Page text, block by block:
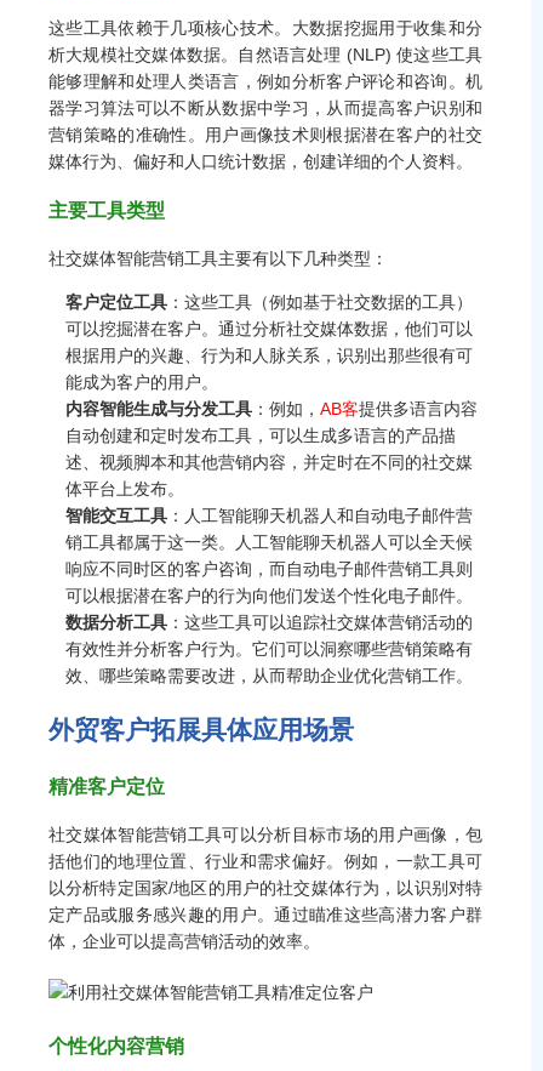
这些工具依赖于几项核心技术。大数据挖掘用于收集和分
析大规模社交媒体数据。自然语言处理 (NLP) 使这些工具
能够理解和处理人类语言，例如分析客户评论和咨询。机
器学习算法可以不断从数据中学习，从而提高客户识别和
营销策略的准确性。用户画像技术则根据潜在客户的社交
媒体行为、偏好和人口统计数据，创建详细的个人资料。
主要工具类型
社交媒体智能营销工具主要有以下几种类型：
客户定位工具 ：这些工具（例如基于社交数据的工具）
可以挖掘潜在客户。通过分析社交媒体数据，他们可以
根据用户的兴趣、行为和人脉关系，识别出那些很有可
能成为客户的用户。
内容智能生成与分发工具 ：例如， AB客提供多语言内容
自动创建和定时发布工具，可以生成多语言的产品描
述、视频脚本和其他营销内容，并定时在不同的社交媒
体平台上发布。
智能交互工具 ：人工智能聊天机器人和自动电子邮件营
销工具都属于这一类。人工智能聊天机器人可以全天候
响应不同时区的客户咨询，而自动电子邮件营销工具则
可以根据潜在客户的行为向他们发送个性化电子邮件。
数据分析工具 ：这些工具可以追踪社交媒体营销活动的
有效性并分析客户行为。它们可以洞察哪些营销策略有
效、哪些策略需要改进，从而帮助企业优化营销工作。
外贸客户拓展具体应用场景
精准客户定位
社交媒体智能营销工具可以分析目标市场的用户画像，包
括他们的地理位置、行业和需求偏好。例如，一款工具可
以分析特定国家/地区的用户的社交媒体行为，以识别对特
定产品或服务感兴趣的用户。通过瞄准这些高潜力客户群
体，企业可以提高营销活动的效率。
个性化内容营销